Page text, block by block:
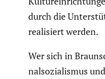
durch die
reali­siert werden.
Wer sich in
nal­so­zia­lismus